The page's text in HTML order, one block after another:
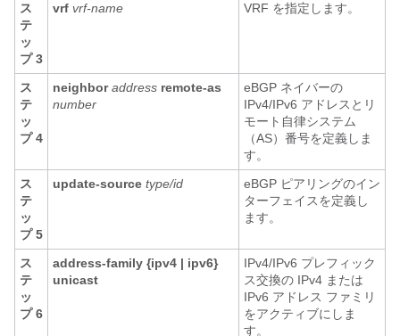
ス
テ
ッ
プ 3
vrf vrf-name VRF を指定します。
ス
テ
ッ
プ 4
neighbor address remote-as
number
eBGP ネイバーの
IPv4/IPv6 アドレスとリ
モート自律システム
（AS）番号を定義しま
す。
ス
テ
ッ
プ 5
update-source type/id
eBGP ピアリングのイン
ターフェイスを定義し
ます。
ス
テ
ッ
プ 6
address-family {ipv4 | ipv6}
unicast
IPv4/IPv6 プレフィック
ス交換の IPv4 または
IPv6 アドレス ファミリ
をアクティブにしま
す。